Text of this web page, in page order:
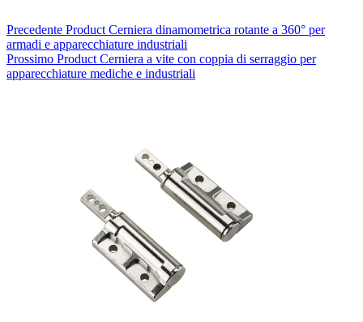
Precedente Product Cerniera dinamometrica rotante a 360° per
armadi e apparecchiature industriali
Prossimo Product Cerniera a vite con coppia di serraggio per
apparecchiature mediche e industriali